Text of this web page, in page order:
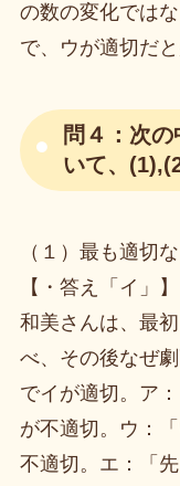
の数の変化では
で、ウが適切だと
問４：次
いて、
（１）最も適切
【・答え「イ」】
和美さんは、最
べ、その後なぜ
でイが適切。ア
が不適切。ウ：
不適切。エ：「